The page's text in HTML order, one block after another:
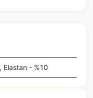
Elastan - %10